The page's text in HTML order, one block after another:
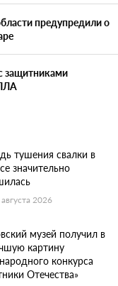
предупредили о
защитниками
тушения свалки в
значительно
2026
музей получил в
картину
конкурса
Отечества»